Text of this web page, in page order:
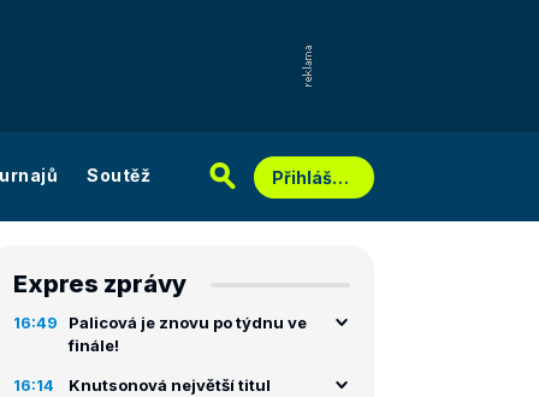
Soutěž Přihlášení
Expres zprávy
16:49
Palicová je znovu po týdnu ve
finále!
16:14
Knutsonová největší titul